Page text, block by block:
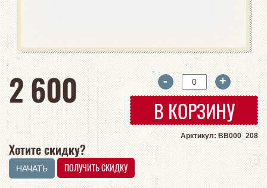
2 600руб - +
В КОРЗИНУ
Арктикул: BB000_208
Хотите скидку?